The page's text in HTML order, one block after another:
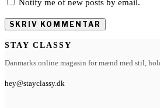
Notify me of new posts by email.
STAY CLASSY
Danmarks online magasin for mænd med stil,
hey@stayclassy.dk